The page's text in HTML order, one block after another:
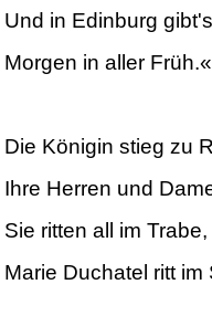
Und in Edinburg
Morgen in aller Früh.«
Die Königin stieg zu
Ihre Herren und
Sie ritten all im Trabe,
Marie Duchatel ritt im